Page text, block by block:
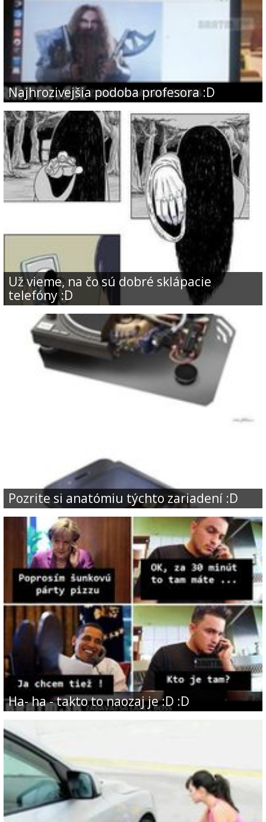
Najhrozivejšia podoba profesora :D
Už vieme, na čo sú dobré sklápacie
telefóny :D
Pozrite si anatómiu týchto zariadení :D
Ha- ha - takto to naozaj je :D :D